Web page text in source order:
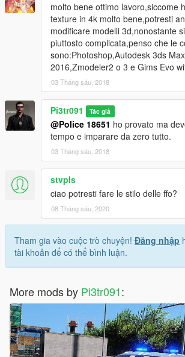
molto bene ottimo lavoro,siccome
texture in 4k molto bene,potresti
modificare modelli 3d,nonostante
piuttosto complicata,penso che le
sono:Photoshop,Autodesk 3ds
2016,Zmodeler2 o 3 e Gims Evo
03 Tháng sáu, 2018
Pi3tr091 Tác giả
@Police 18651 ho provato ma
tempo e imparare da zero tutto.
03 Tháng sáu, 2018
stvpls
ciao potresti fare le stilo delle ffo?
08 Tháng sáu, 2020
Tham gia vào cuộc trò chuyện! Đăng nhập
tài khoản để có thể bình luận.
More mods by Pi3tr091: